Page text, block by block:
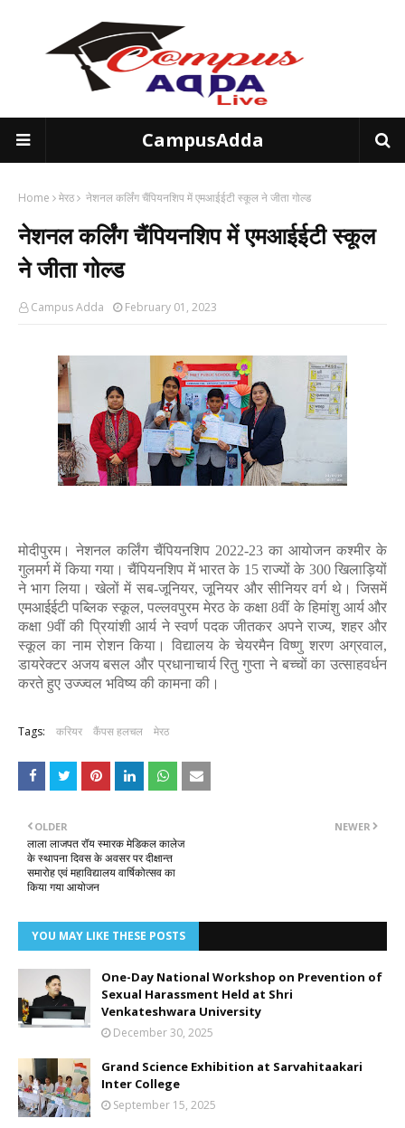
CampusAdda
Home मेरठ नेशनल कर्लिंग चैंपियनशिप में एमआईईटी स्कूल ने जीता गोल्ड
नेशनल कर्लिंग चैंपियनशिप में एमआईईटी स्कूल
ने जीता गोल्ड
Campus Adda February 01, 2023
मोदीपुरम। नेशनल कर्लिंग चैंपियनशिप 2022-23 का आयोजन कश्मीर के
गुलमर्ग में किया गया। चैंपियनशिप में भारत के 15 राज्यों के 300 खिलाड़ियों
ने भाग लिया। खेलों में सब-जूनियर, जूनियर और सीनियर वर्ग थे। जिसमें
एमआईईटी पब्लिक स्कूल, पल्लवपुरम मेरठ के कक्षा 8वीं के हिमांशु आर्य और
कक्षा 9वीं की प्रियांशी आर्य ने स्वर्ण पदक जीतकर अपने राज्य, शहर और
स्कूल का नाम रोशन किया। विद्यालय के चेयरमैन विष्णु शरण अग्रवाल,
डायरेक्टर अजय बसल और प्रधानाचार्य रितु गुप्ता ने बच्चों का उत्साहवर्धन
करते हुए उज्ज्वल भविष्य की कामना की।
Tags: करियर कैंपस हलचल मेरठ
NEWER
OLDER
लाला लाजपत रॉय स्मारक मेडिकल कालेज
के स्थापना दिवस के अवसर पर दीक्षान्त
समारोह एवं महाविद्यालय वार्षिकोत्सव का
किया गया आयोजन
YOU MAY LIKE THESE POSTS
One-Day National Workshop on Prevention of
Sexual Harassment Held at Shri
Venkateshwara University
December 30, 2025
Grand Science Exhibition at Sarvahitaakari
Inter College
September 15, 2025